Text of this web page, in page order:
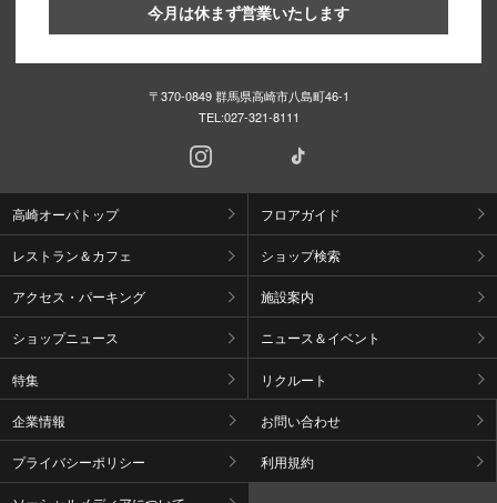
今月は休まず営業いたします
〒370-0849 群馬県高崎市八島町46-1
TEL:027-321-8111
高崎オーパトップ フロアガイド
レストラン＆カフェ ショップ検索
アクセス・パーキング 施設案内
ショップニュース ニュース＆イベント
特集 リクルート
企業情報 お問い合わせ
プライバシーポリシー 利用規約